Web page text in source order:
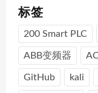
标签
200 Smart PLC
ABB变频器
GitHub kali